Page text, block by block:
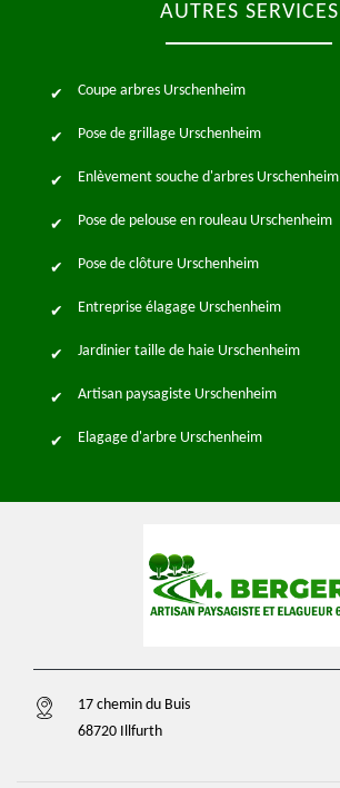
AUTRES SERVICES
Coupe arbres Urschenheim
Pose de grillage Urschenheim
Enlèvement souche d'arbres Urschenheim
Pose de pelouse en rouleau Urschenheim
Pose de clôture Urschenheim
Entreprise élagage Urschenheim
Jardinier taille de haie Urschenheim
Artisan paysagiste Urschenheim
Elagage d'arbre Urschenheim
17 chemin du Buis
68720 Illfurth